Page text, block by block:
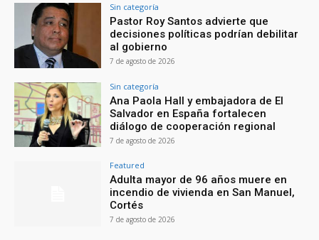
Sin categoría
Pastor Roy Santos advierte que
decisiones políticas podrían debilitar
al gobierno
7 de agosto de 2026
Sin categoría
Ana Paola Hall y embajadora de El
Salvador en España fortalecen
diálogo de cooperación regional
7 de agosto de 2026
Featured
Adulta mayor de 96 años muere en
incendio de vivienda en San Manuel,
Cortés
7 de agosto de 2026